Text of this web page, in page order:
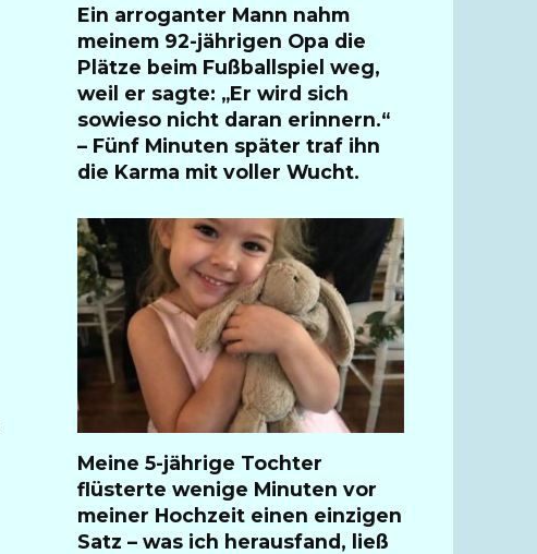
Ein arroganter Mann nahm
meinem 92-jährigen Opa die
Plätze beim Fußballspiel weg,
weil er sagte: „Er wird sich
sowieso nicht daran erinnern.“
– Fünf Minuten später traf ihn
die Karma mit voller Wucht.
Meine 5-jährige Tochter
flüsterte wenige Minuten vor
meiner Hochzeit einen einzigen
Satz – was ich herausfand, ließ